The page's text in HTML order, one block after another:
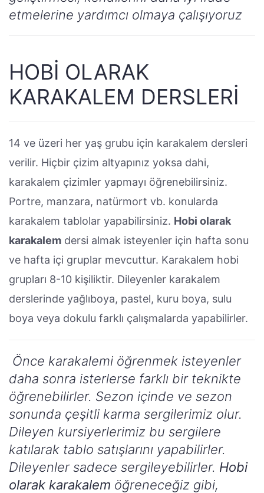
etmelerine yardımcı olmaya çalışıyoruz
HOBI OLARAK
KARAKALEM DERSLERI
14 ve üzeri her yaş grubu için karakalem dersleri
verilir. Hiçbir çizim altyapınız yoksa dahi,
karakalem çizimler yapmayı öğrenebilirsiniz.
Portre, manzara, natürmort vb. konularda
karakalem tablolar yapabilirsiniz. Hobi olarak
karakalem dersi almak isteyenler için hafta sonu
ve hafta içi gruplar mevcuttur. Karakalem hobi
grupları 8-10 kişiliktir. Dileyenler karakalem
derslerinde yağlıboya, pastel, kuru boya, sulu
boya veya dokulu farklı çalışmalarda yapabilirler.
Önce karakalemi öğrenmek isteyenler
daha sonra isterlerse farklı bir teknikte
öğrenebilirler. Sezon içinde ve sezon
sonunda çeşitli karma sergilerimiz olur.
Dileyen kursiyerlerimiz bu sergilere
katılarak tablo satışlarını yapabilirler.
Dileyenler sadece sergileyebilirler. Hobi
olarak karakalem öğreneceğiz gibi,